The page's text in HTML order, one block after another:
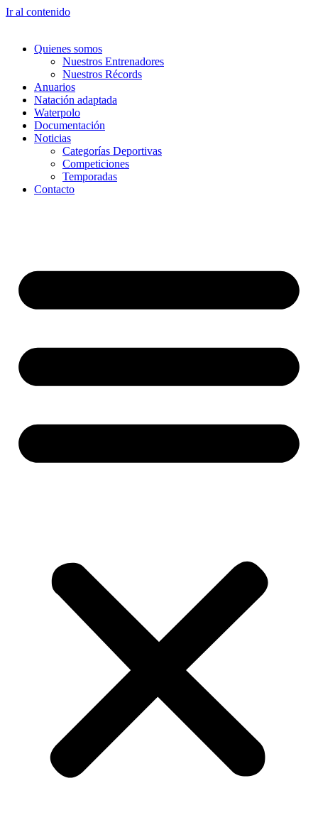
Ir al contenido
Quienes somos
Nuestros Entrenadores
Nuestros Récords
Anuarios
Natación adaptada
Waterpolo
Documentación
Noticias
Categorías Deportivas
Competiciones
Temporadas
Contacto